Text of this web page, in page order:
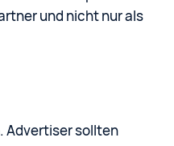
und nicht nur als
Advertiser sollten